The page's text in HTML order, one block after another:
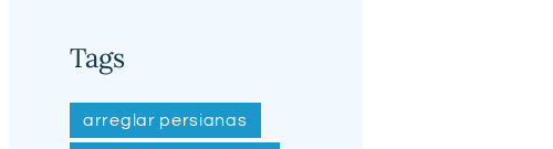
Tags
arreglar persianas